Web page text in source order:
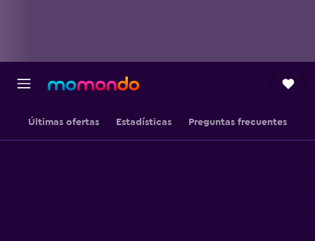
Últimas ofertas Estadísticas Preguntas frecuentes